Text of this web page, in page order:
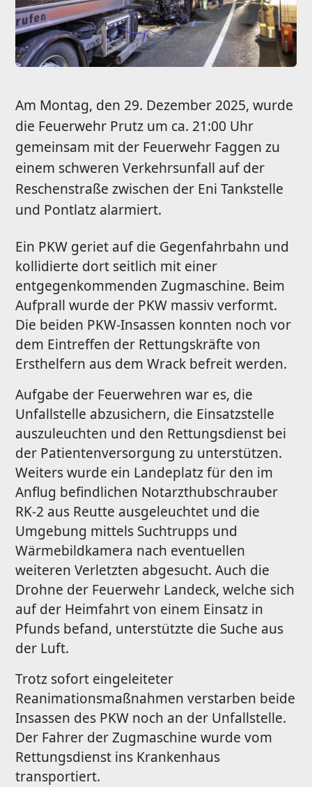
Am Montag, den 29. Dezember 2025, wurde
die Feuerwehr Prutz um ca. 21:00 Uhr
gemeinsam mit der Feuerwehr Faggen zu
einem schweren Verkehrsunfall auf der
Reschenstraße zwischen der Eni Tankstelle
und Pontlatz alarmiert.
Ein PKW geriet auf die Gegenfahrbahn und
kollidierte dort seitlich mit einer
entgegenkommenden Zugmaschine. Beim
Aufprall wurde der PKW massiv verformt.
Die beiden PKW-Insassen konnten noch vor
dem Eintreffen der Rettungskräfte von
Ersthelfern aus dem Wrack befreit werden.
Aufgabe der Feuerwehren war es, die
Unfallstelle abzusichern, die Einsatzstelle
auszuleuchten und den Rettungsdienst bei
der Patientenversorgung zu unterstützen.
Weiters wurde ein Landeplatz für den im
Anflug befindlichen Notarzthubschrauber
RK-2 aus Reutte ausgeleuchtet und die
Umgebung mittels Suchtrupps und
Wärmebildkamera nach eventuellen
weiteren Verletzten abgesucht. Auch die
Drohne der Feuerwehr Landeck, welche sich
auf der Heimfahrt von einem Einsatz in
Pfunds befand, unterstützte die Suche aus
der Luft.
Trotz sofort eingeleiteter
Reanimationsmaßnahmen verstarben beide
Insassen des PKW noch an der Unfallstelle.
Der Fahrer der Zugmaschine wurde vom
Rettungsdienst ins Krankenhaus
transportiert.